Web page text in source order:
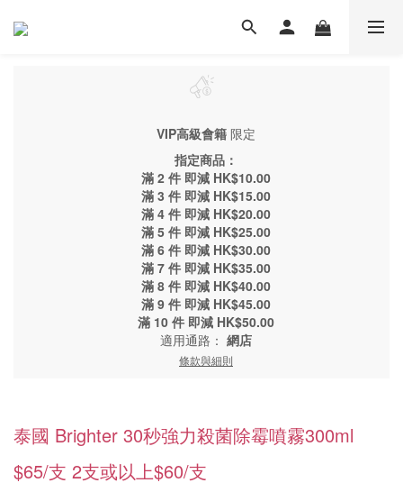
VIP高級會籍 限定
指定商品：
滿 2 件 即減 HK$10.00
滿 3 件 即減 HK$15.00
滿 4 件 即減 HK$20.00
滿 5 件 即減 HK$25.00
滿 6 件 即減 HK$30.00
滿 7 件 即減 HK$35.00
滿 8 件 即減 HK$40.00
滿 9 件 即減 HK$45.00
滿 10 件 即減 HK$50.00
適用通路： 網店
條款與細則
泰國 Brighter 30秒強力殺菌除霉噴霧300ml
$65/支 2支或以上$60/支